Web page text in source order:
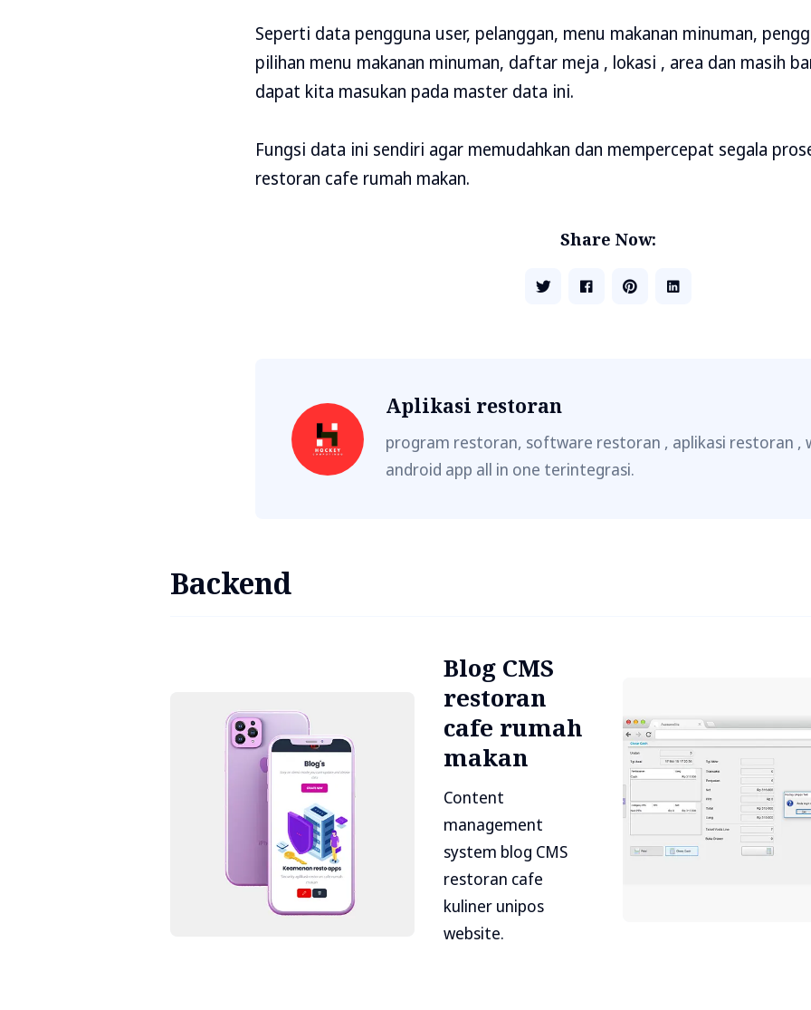
Seperti data pengguna user, pelanggan, menu makanan minuman,
pilihan menu makanan minuman, daftar meja , lokasi , area dan masih
dapat kita masukan pada master data ini.
Fungsi data ini sendiri agar memudahkan dan mempercepat segala
restoran cafe rumah makan.
Share Now:
Aplikasi restoran
program restoran, software restoran , aplikasi restoran ,
android app all in one terintegrasi.
Backend
Blog CMS
restoran
cafe rumah
makan
Content
management
system blog CMS
restoran cafe
kuliner unipos
website.